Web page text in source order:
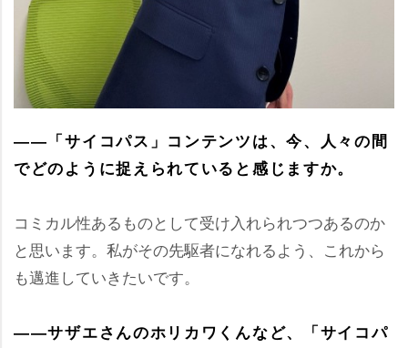
――「サイコパス」コンテンツは、今、人々の間
でどのように捉えられていると感じますか。
コミカル性あるものとして受け入れられつつあるのか
と思います。私がその先駆者になれるよう、これから
も邁進していきたいです。
――サザエさんのホリカワくんなど、「サイコパ